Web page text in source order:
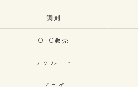
調剤
OTC販売
リクルート